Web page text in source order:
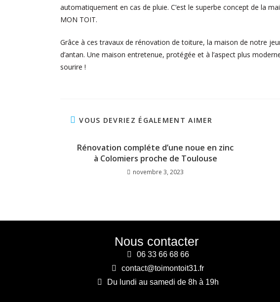
automatiquement en cas de pluie. C’est le superbe concept de la
MON TOIT.
Grâce à ces travaux de rénovation de toiture, la maison de notre
d’antan. Une maison entretenue, protégée et à l’aspect plus
sourire !
VOUS DEVRIEZ ÉGALEMENT AIMER
Rénovation compléte d’une noue en zinc
à Colomiers proche de Toulouse
novembre 3, 2023
Nous contacter
06 33 66 68 66
contact@toimontoit31.fr
Du lundi au samedi de 8h à 19h